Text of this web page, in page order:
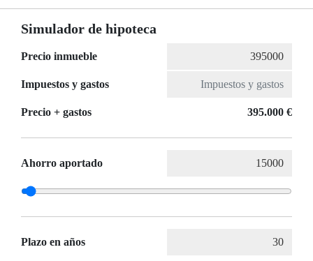
Simulador de hipoteca
Precio inmueble
Impuestos y gastos
Precio + gastos 395.000 €
Ahorro aportado
Plazo en años